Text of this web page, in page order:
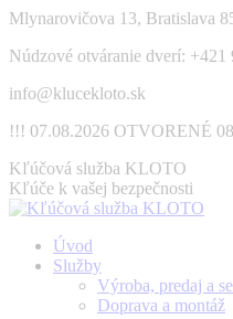
Skip
content
Mlynarovičova 13, Bratislava
Núdzové otváranie dverí: +421
info@klucekloto.sk
!!! 07.08.2026 OTVORENÉ
Facebook
page
opens
new
window
Kľúčová služba KLOTO
Kľúče k vašej bezpečnosti
Úvod
Služby
Výroba, predaj a
Doprava a montáž